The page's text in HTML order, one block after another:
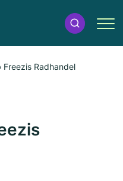
Radhandel